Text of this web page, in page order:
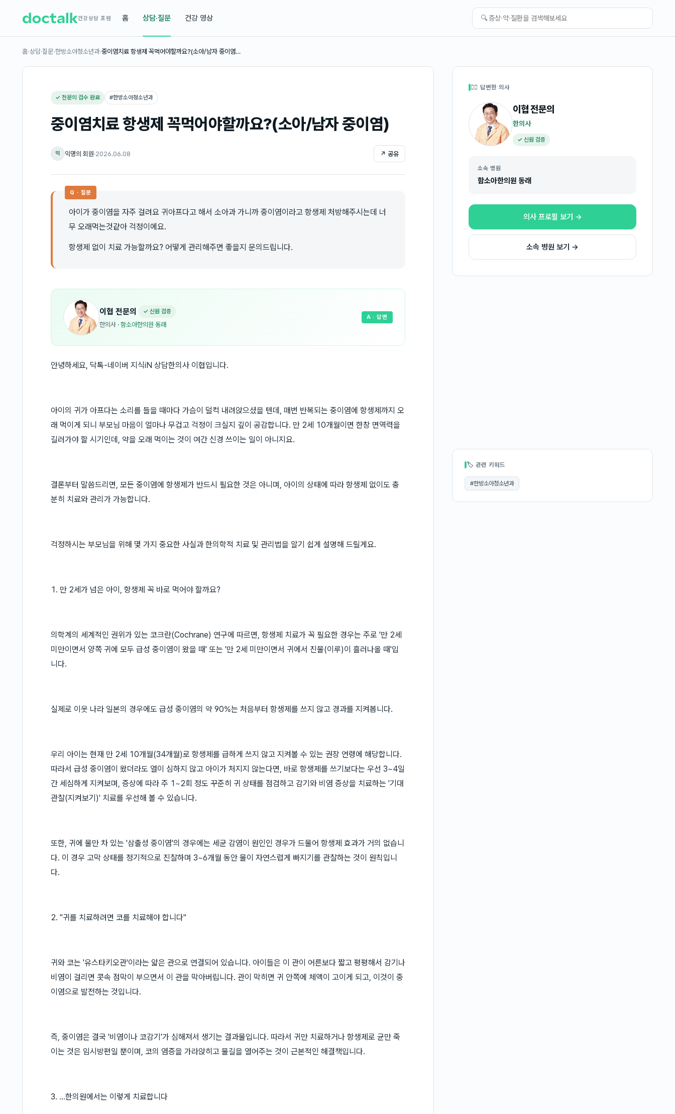
건강상담 포럼 홈 상담·질문 건강 영상 🔍
홈›상담·질문›한방소아청소년과›중이염치료 항생제 꼭먹어야할까요?(소아/남자 중이염…
✓ 전문의 검수 완료 #한방소아청소년과
중이염치료 항생제 꼭먹어야할까요?(소아/남자 중이염)
익 익명의 회원·2026.06.08 ↗ 공유
Q · 질문
아이가 중이염을 자주 걸려요 귀아프다고 해서 소아과 가니까 중이염이라고 항생제 처방해주시는데 너
무 오래먹는것같아 걱정이에요.
항생제 없이 치료 가능할까요? 어떻게 관리해주면 좋을지 문의드립니다.
이협 전문의 ✓ 신원 검증
한의사 · 함소아한의원 동래
A · 답변
안녕하세요, 닥톡-네이버 지식iN 상담한의사 이협입니다.
아이의 귀가 아프다는 소리를 들을 때마다 가슴이 덜컥 내려앉으셨을 텐데, 매번 반복되는 중이염에 항생제까지 오
래 먹이게 되니 부모님 마음이 얼마나 무겁고 걱정이 크실지 깊이 공감합니다. 만 2세 10개월이면 한창 면역력을
길러가야 할 시기인데, 약을 오래 먹이는 것이 여간 신경 쓰이는 일이 아니지요.
결론부터 말씀드리면, 모든 중이염에 항생제가 반드시 필요한 것은 아니며, 아이의 상태에 따라 항생제 없이도 충
분히 치료와 관리가 가능합니다.
걱정하시는 부모님을 위해 몇 가지 중요한 사실과 한의학적 치료 및 관리법을 알기 쉽게 설명해 드릴게요.
1. 만 2세가 넘은 아이, 항생제 꼭 바로 먹어야 할까요?
의학계의 세계적인 권위가 있는 코크란(Cochrane) 연구에 따르면, 항생제 치료가 꼭 필요한 경우는 주로 '만 2세
미만이면서 양쪽 귀에 모두 급성 중이염이 왔을 때' 또는 '만 2세 미만이면서 귀에서 진물(이루)이 흘러나올 때'입
니다.
실제로 이웃 나라 일본의 경우에도 급성 중이염의 약 90%는 처음부터 항생제를 쓰지 않고 경과를 지켜봅니다.
우리 아이는 현재 만 2세 10개월(34개월)로 항생제를 급하게 쓰지 않고 지켜볼 수 있는 권장 연령에 해당합니다.
따라서 급성 중이염이 왔더라도 열이 심하지 않고 아이가 처지지 않는다면, 바로 항생제를 쓰기보다는 우선 3~4일
간 세심하게 지켜보며, 증상에 따라 주 1~2회 정도 꾸준히 귀 상태를 점검하고 감기와 비염 증상을 치료하는 '기대
관찰(지켜보기)' 치료를 우선해 볼 수 있습니다.
또한, 귀에 물만 차 있는 '삼출성 중이염'의 경우에는 세균 감염이 원인인 경우가 드물어 항생제 효과가 거의 없습니
다. 이 경우 고막 상태를 정기적으로 진찰하며 3~6개월 동안 물이 자연스럽게 빠지기를 관찰하는 것이 원칙입니
다.
2. "귀를 치료하려면 코를 치료해야 합니다"
귀와 코는 '유스타키오관'이라는 얇은 관으로 연결되어 있습니다. 아이들은 이 관이 어른보다 짧고 평평해서 감기나
비염이 걸리면 콧속 점막이 부으면서 이 관을 막아버립니다. 관이 막히면 귀 안쪽에 체액이 고이게 되고, 이것이 중
이염으로 발전하는 것입니다.
즉, 중이염은 결국 '비염이나 코감기'가 심해져서 생기는 결과물입니다. 따라서 귀만 치료하거나 항생제로 균만 죽
이는 것은 임시방편일 뿐이며, 코의 염증을 가라앉히고 물길을 열어주는 것이 근본적인 해결책입니다.
3. ...한의원에서는 이렇게 치료합니다
👩‍⚕️ 답변한 의사
이협전문의
한의사
✓ 신원 검증
소속 병원
함소아한의원 동래
의사 프로필 보기 →
소속 병원 보기 →
🏷 관련 키워드
#한방소아청소년과